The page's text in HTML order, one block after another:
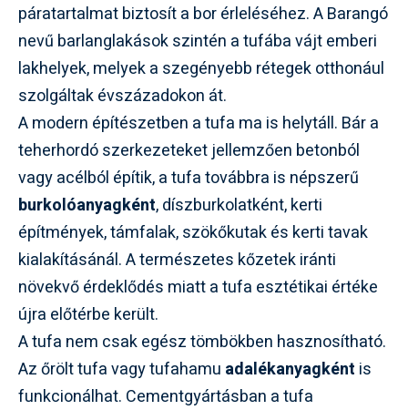
páratartalmat biztosít a bor érleléséhez. ABarangó
nevű barlanglakások szintén a tufába vájt emberi
lakhelyek, melyek a szegényebb rétegek otthonául
szolgáltak évszázadokon át.
A modern építészetben a tufa ma is helytáll. Bár a
teherhordó szerkezeteket jellemzően betonból
vagy acélból építik, a tufa továbbra is népszerű
burkolóanyagként,díszburkolatként, kerti
építmények, támfalak, szökőkutak és kerti tavak
kialakításánál. A természetes kőzetek iránti
növekvő érdeklődés miatt a tufa esztétikai értéke
újra előtérbe került.
A tufa nem csak egész tömbökben hasznosítható.
Az őrölt tufa vagy tufahamu adalékanyagként is
funkcionálhat. Cementgyártásban a tufa